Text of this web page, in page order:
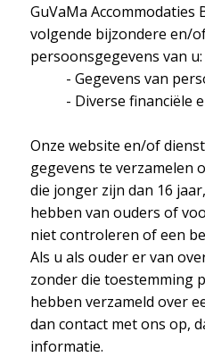
GuVaMa Accommodaties
volgende bijzondere en/
persoonsgegevens van u:
- Gegevens van
- Diverse financiële
Onze website en/of
gegevens te verzamelen
die jonger zijn dan 16
hebben van ouders of
niet controleren of een
Als u als ouder er van
zonder die toestemming
hebben verzameld over
dan contact met ons op,
informatie.